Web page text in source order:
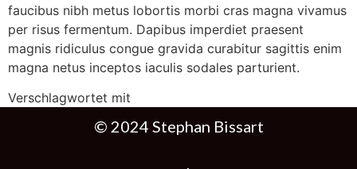
faucibus nibh metus lobortis morbi cras magna vivamus
per risus fermentum. Dapibus imperdiet praesent
magnis ridiculus congue gravida curabitur sagittis enim
magna netus inceptos iaculis sodales parturient.
Verschlagwortet mit
© 2024 Stephan Bissart